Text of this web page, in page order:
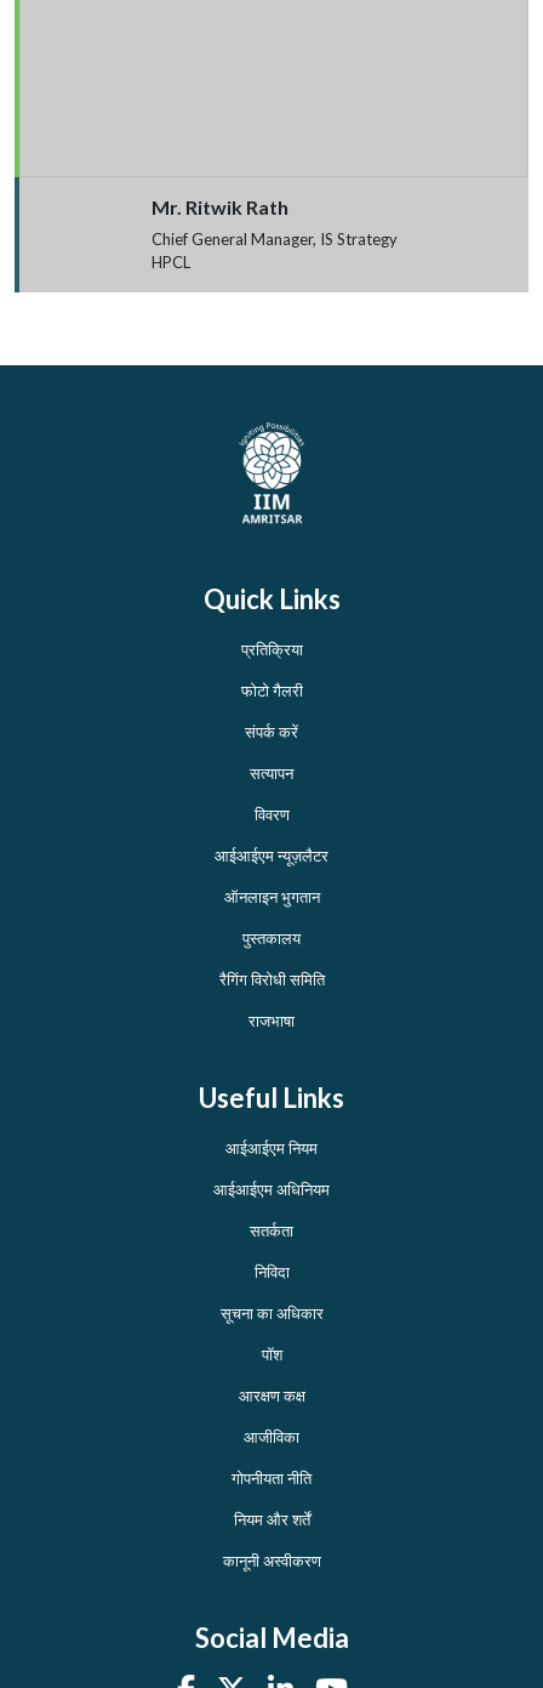
Mr. Ritwik Rath
Chief General Manager, IS Strategy
HPCL
Quick Links
प्रतिक्रिया
फोटो गैलरी
संपर्क करें
सत्यापन
विवरण
आईआईएम न्यूज़लैटर
ऑनलाइन भुगतान
पुस्तकालय
रैगिंग विरोधी समिति
राजभाषा
Useful Links
आईआईएम नियम
आईआईएम अधिनियम
सतर्कता
निविदा
सूचना का अधिकार
पॉश
आरक्षण कक्ष
आजीविका
गोपनीयता नीति
नियम और शर्तें
कानूनी अस्वीकरण
Social Media